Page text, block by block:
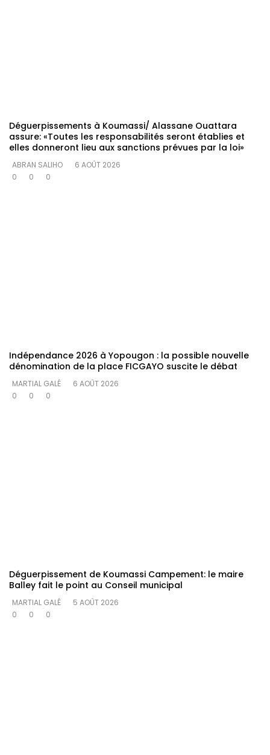
Déguerpissements à Koumassi/ Alassane Ouattara
assure: «Toutes les responsabilités seront établies et
elles donneront lieu aux sanctions prévues par la loi»
ABRAN SALIHO
6 AOÛT 2026
0
0 0
Indépendance 2026 à Yopougon : la possible nouvelle
dénomination de la place FICGAYO suscite le débat
MARTIAL GALÉ
6 AOÛT 2026
0
0 0
Déguerpissement de Koumassi Campement: le maire
Balley fait le point au Conseil municipal
MARTIAL GALÉ
5 AOÛT 2026
0
0 0